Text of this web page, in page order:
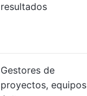
resultados
Gestores de
proyectos, equipos